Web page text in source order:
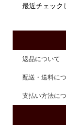
最近チェック
返品について
配送・送料に
支払い方法に